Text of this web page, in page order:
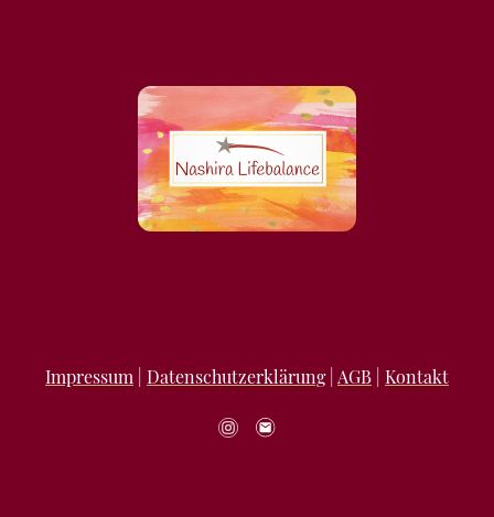
Impressum Datenschutzerklärung| AGB Kontakt